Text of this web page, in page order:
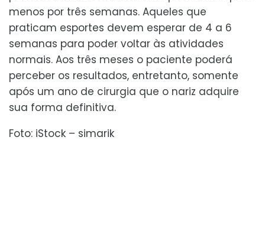
menos por três semanas. Aqueles que
praticam esportes devem esperar de 4 a 6
semanas para poder voltar às atividades
normais. Aos três meses o paciente poderá
perceber os resultados, entretanto, somente
após um ano de cirurgia que o nariz adquire
sua forma definitiva.
Foto: iStock – simarik